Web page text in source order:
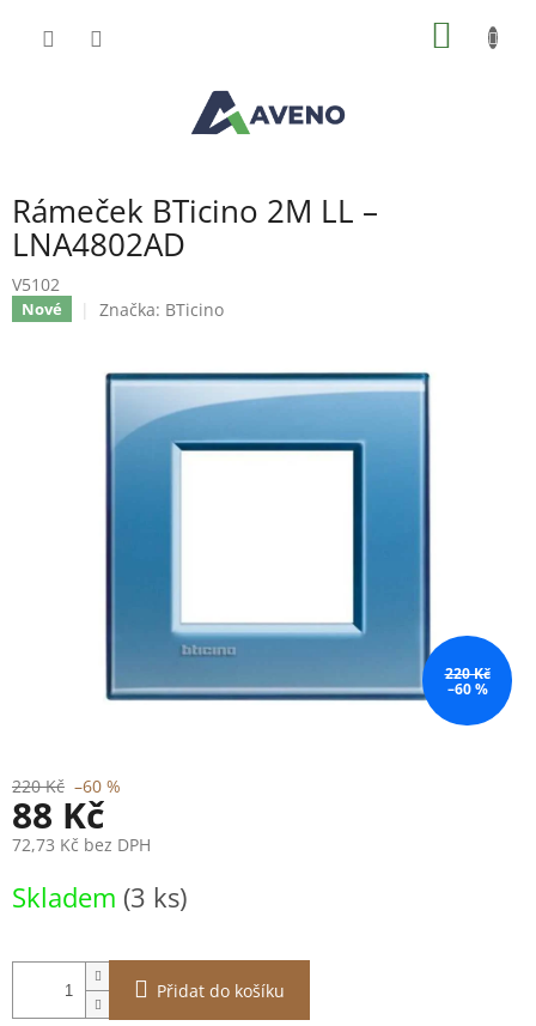
Rámeček BTicino 2M LL –
LNA4802AD
V5102
Nové Značka: BTicino
220 Kč
–60 %
220 Kč –60 %
88 Kč
72,73 Kč bez DPH
cena:
Skladem (3 ks)
Přidat do košíku